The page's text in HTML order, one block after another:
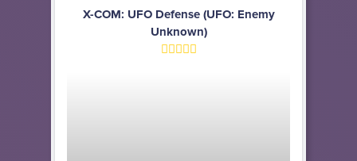
X-COM: UFO Defense (UFO: Enemy
Unknown)